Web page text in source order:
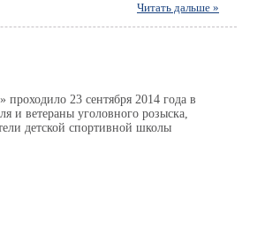
Читать дальше »
23 сентября 2014 года в
и ветераны уголовного розыска,
детской спортивной школы